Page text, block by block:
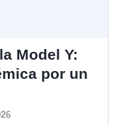
Model Y:
por un